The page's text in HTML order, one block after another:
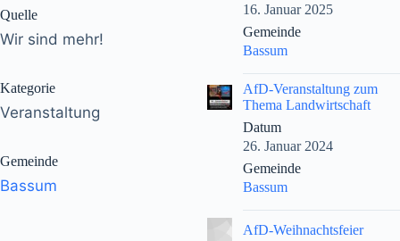
Quelle
Wir sind mehr!
Kategorie
Veranstaltung
Gemeinde
Bassum
16. Januar 2025
Gemeinde
Bassum
AfD-Veranstaltung zum
Thema Landwirtschaft
Datum
26. Januar 2024
Gemeinde
Bassum
AfD-Weihnachtsfeier